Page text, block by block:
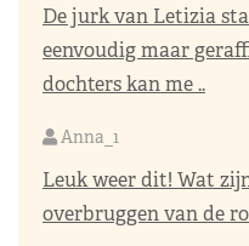
De jurk van Letizia
eenvoudig maar
dochters kan me ..
Anna_1
Leuk weer dit! Wat
overbruggen van de